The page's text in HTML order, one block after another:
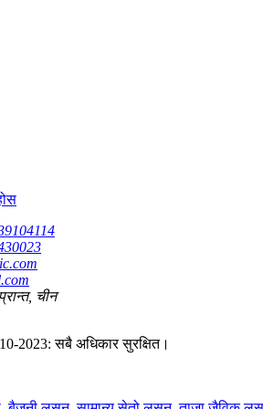
चीन
2023: सबै अधिकार सुरक्षित।